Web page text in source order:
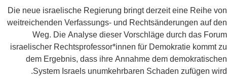
Die neue israelische Regierung bringt derzeit eine
weitreichenden Verfassungs- und Rechtsänderungen
Weg. Die Analyse dieser Vorschläge durch das
israelischer Rechtsprofessor*innen für Demokratie
dem Ergebnis, dass ihre Annahme dem
System Israels unumkehrbaren Schaden